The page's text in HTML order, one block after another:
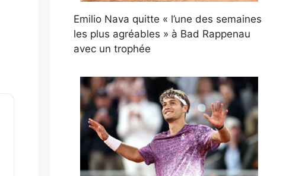
Emilio Nava quitte « l’une des semaines
les plus agréables » à Bad Rappenau
avec un trophée